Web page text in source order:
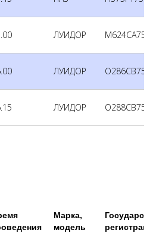
ЛУИДОР М624СА750
ЛУИДОР О286СВ750
ЛУИДОР О288СВ750
Марка,
модель